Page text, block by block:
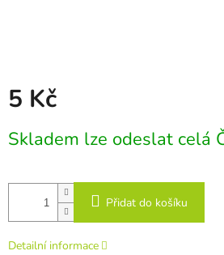
5 Kč
cena:
Skladem lze odeslat celá
Přidat do košíku
Detailní informace